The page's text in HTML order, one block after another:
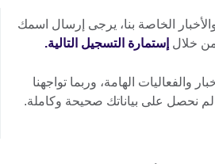
الخاصة بنا، يرجى إرسال اسمك
خلال إستمارة التسجيل التالية.
والفعاليات الهامة، وربما تواجهنا
نحصل على بياناتك صحيحة وكاملة.